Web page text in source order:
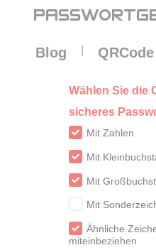
Blog QRCode
Wählen Sie die
sicheres
Mit Zahlen
Mit
Mit
Mit
Ähnliche
miteinbeziehen